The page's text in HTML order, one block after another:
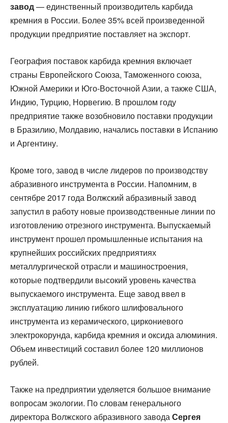
завод— единственный производитель карбида
кремния в России. Более 35% всей произведенной
продукции предприятие поставляет на экспорт.
География поставок карбида кремния включает
страны Европейского Союза, Таможенного союза,
Южной Америки и Юго-Восточной Азии, а также США,
Индию, Турцию, Норвегию. В прошлом году
предприятие также возобновило поставки продукции
в Бразилию, Молдавию, начались поставки в Испанию
и Аргентину.
Кроме того, завод в числе лидеров по производству
абразивного инструмента в России. Напомним, в
сентябре 2017 года Волжский абразивный завод
запустил в работу новые производственные линии по
изготовлению отрезного инструмента. Выпускаемый
инструмент прошел промышленные испытания на
крупнейших российских предприятиях
металлургической отрасли и машиностроения,
которые подтвердили высокий уровень качества
выпускаемого инструмента. Еще завод ввел в
эксплуатацию линию гибкого шлифовального
инструмента из керамического, циркониевого
электрокорунда, карбида кремния и оксида алюминия.
Объем инвестиций составил более 120 миллионов
рублей.
Также на предприятии уделяется большое внимание
вопросам экологии. По словам генерального
директора Волжского абразивного заводаСергея